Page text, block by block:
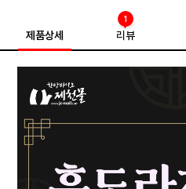
제품상세 리뷰
1